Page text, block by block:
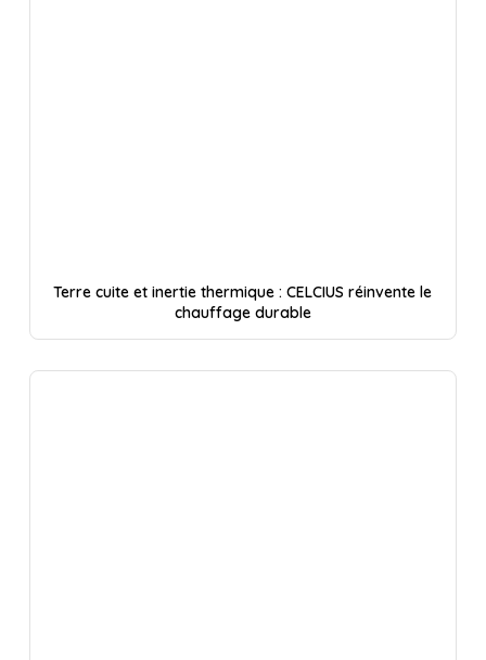
Terre cuite et inertie thermique : CELCIUS réinvente le
chauffage durable